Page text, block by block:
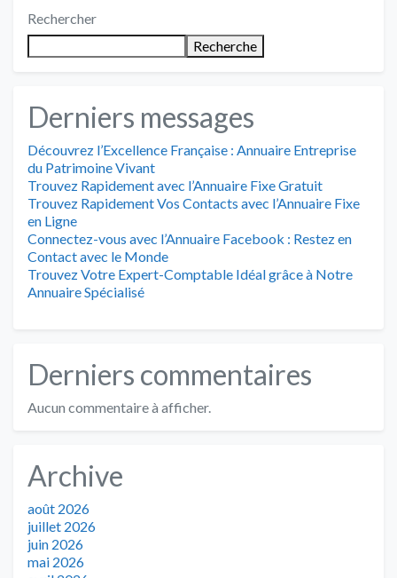
Rechercher
Recherche
Derniers messages
Découvrez l’Excellence Française : Annuaire Entreprise
du Patrimoine Vivant
Trouvez Rapidement avec l’Annuaire Fixe Gratuit
Trouvez Rapidement Vos Contacts avec l’Annuaire Fixe
en Ligne
Connectez-vous avec l’Annuaire Facebook : Restez en
Contact avec le Monde
Trouvez Votre Expert-Comptable Idéal grâce à Notre
Annuaire Spécialisé
Derniers commentaires
Aucun commentaire à afficher.
Archive
août 2026
juillet 2026
juin 2026
mai 2026